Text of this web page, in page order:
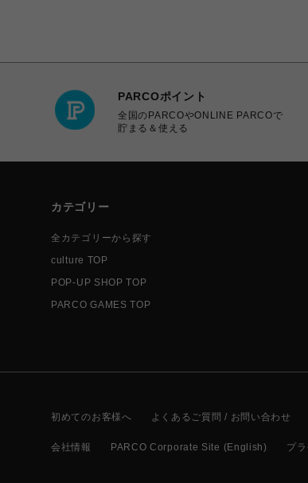
PARCOポイント
全国のPARCOやONLINE PARCOで
貯まる＆使える
カテゴリー
全カテゴリーから探す
culture TOP
POP-UP SHOP TOP
PARCO GAMES TOP
初めてのお客様へ よくあるご質問 / お問い合わせ
会社情報 PARCO Corporate Site (English) プ